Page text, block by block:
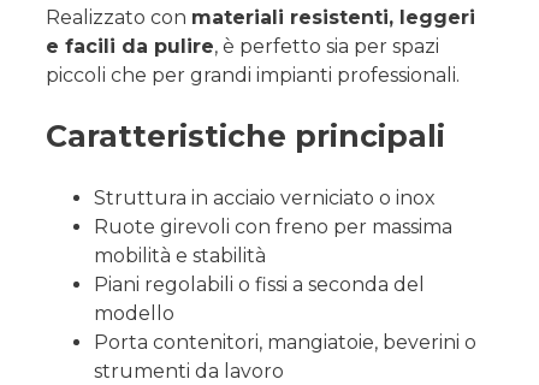
Realizzato con materiali resistenti, leggeri
e facili da pulire, è perfetto sia per spazi
piccoli che per grandi impianti professionali.
Caratteristiche principali
Struttura in acciaio verniciato o inox
Ruote girevoli con freno per massima
mobilità e stabilità
Piani regolabili o fissi a seconda del
modello
Porta contenitori, mangiatoie, beverini o
strumenti da lavoro